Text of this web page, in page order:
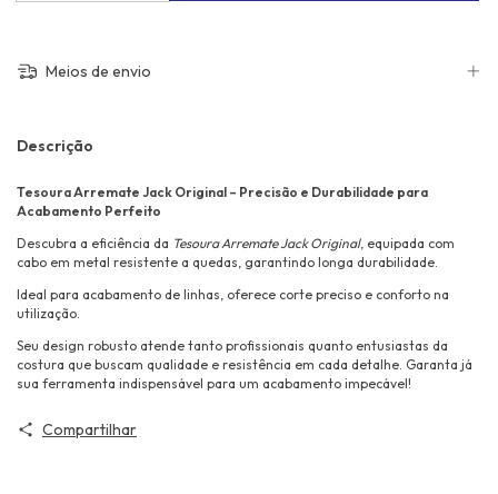
Meios de envio
Descrição
Tesoura Arremate Jack Original – Precisão e Durabilidade para
Acabamento Perfeito
Descubra a eficiência da Tesoura Arremate Jack Original, equipada com
cabo em metal resistente a quedas, garantindo longa durabilidade.
Ideal para acabamento de linhas, oferece corte preciso e conforto na
utilização.
Seu design robusto atende tanto profissionais quanto entusiastas da
costura que buscam qualidade e resistência em cada detalhe. Garanta já
sua ferramenta indispensável para um acabamento impecável!
Compartilhar